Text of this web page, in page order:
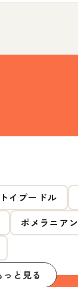
トイプードル
ポメラニアン
っと見る